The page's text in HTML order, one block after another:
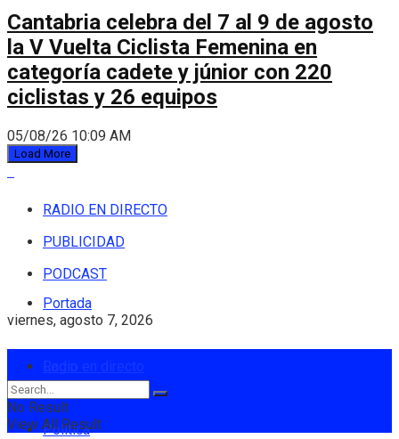
Cantabria celebra del 7 al 9 de agosto
la V Vuelta Ciclista Femenina en
categoría cadete y júnior con 220
ciclistas y 26 equipos
05/08/26 10:09 AM
Load More
RADIO EN DIRECTO
PUBLICIDAD
PODCAST
viernes, agosto 7, 2026
Portada
Política
No Result
View All Result